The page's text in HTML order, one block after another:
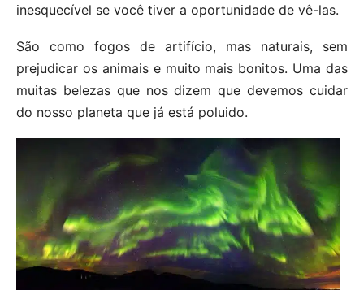
inesquecível se você tiver a oportunidade de vê-las.
São como fogos de artifício, mas naturais, sem
prejudicar os animais e muito mais bonitos. Uma das
muitas belezas que nos dizem que devemos cuidar
do nosso planeta que já está poluido.